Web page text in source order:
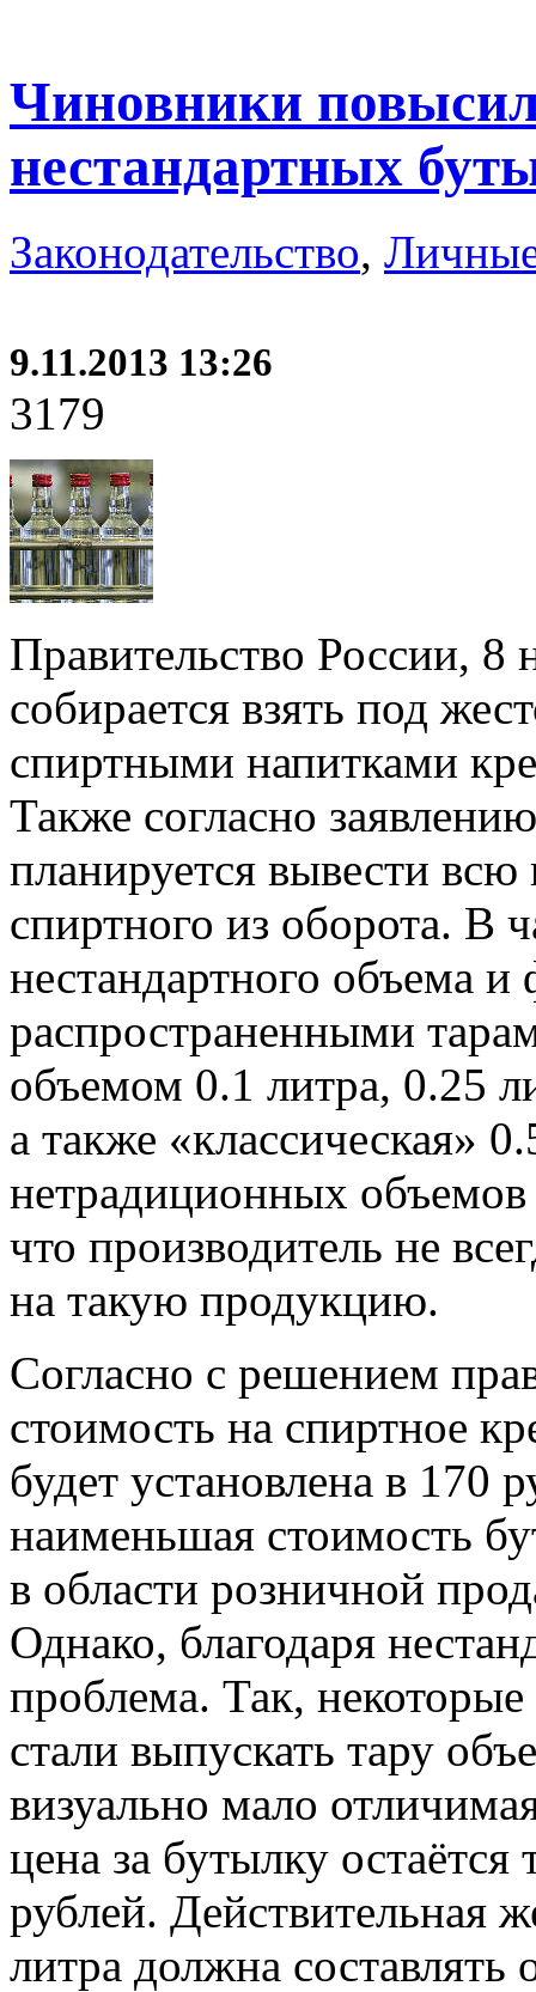
Чиновники
нестандартных
Законодательство,
9.11.2013 13:26
3179
Правительство России, 8
собирается взять под
спиртными напитками
Также согласно
планируется вывести
спиртного из оборота. В
нестандартного объема
распространенными
объемом 0.1 литра, 0.25
а также «классическая»
нетрадиционных
что производитель не
на такую продукцию.
Согласно с решением
стоимость на спиртное
будет установлена в 170
наименьшая стоимость
в области розничной
Однако, благодаря
проблема. Так,
стали выпускать тару
визуально мало
цена за бутылку
рублей. Действительная
литра должна составлять